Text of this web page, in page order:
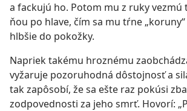
a fackujú ho. Potom mu z ruky
ňou po hlave, čím sa mu tŕne
hlbšie do pokožky.
Napriek takému hroznému
vyžaruje pozoruhodná dôstojnosť a
tak zapôsobí, že sa ešte raz pokúsi
zodpovednosti za jeho smrť. Hovorí: